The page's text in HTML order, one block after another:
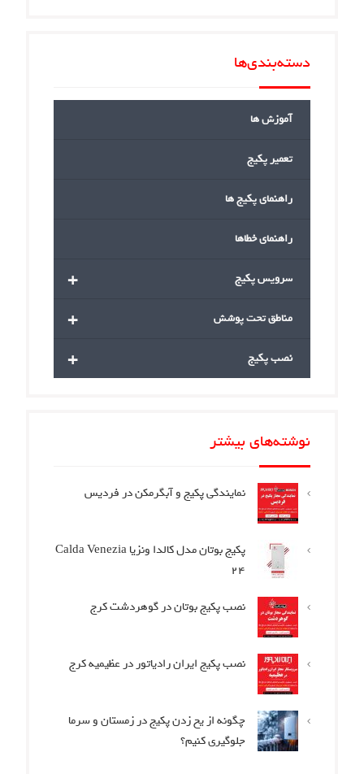
دسته‌بندی‌ها
آموزش ها
تعمیر پکیج
راهنمای پکیج ها
راهنمای خطاها
+ سرویس پکیج
+ مناطق تحت پوشش
+ نصب پکیج
نوشته‌های بیشتر
نمایندگی پکیج و آبگرمکن در فردیس
پکیج بوتان مدل کالدا ونزیا Calda Venezia
24
نصب پکیج بوتان در گوهردشت کرج
نصب پکیج ایران رادیاتور در عظیمیه کرج
چگونه از یخ زدن پکیج در زمستان و سرما
جلوگیری کنیم؟